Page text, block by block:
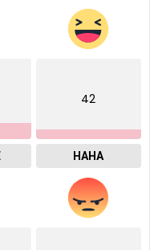
42
HAHA